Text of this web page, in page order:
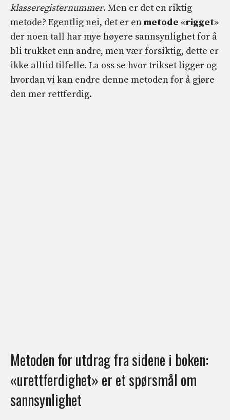
klasseregisternummer. Men er det en riktig
metode? Egentlig nei, det er enmetode «rigget»
der noen tall har mye høyere sannsynlighet for å
bli trukket enn andre, men vær forsiktig, dette er
ikke alltid tilfelle. La oss se hvor trikset ligger og
hvordan vi kan endre denne metoden for å gjøre
den mer rettferdig.
Metoden for utdrag fra sidene i boken:
«urettferdighet» er et spørsmål om
sannsynlighet